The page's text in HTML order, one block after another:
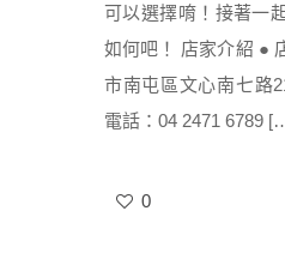
可以選擇唷！接著一
如何吧！ 店家介紹 ●
市南屯區文心南七路
電話：04 2471 6789
0